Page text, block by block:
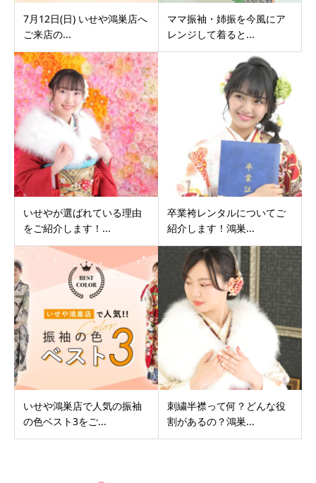
7月12日(日) いせや鴻巣店へ
ご来店の...
ママ振袖・姉振を今風にア
レンジして着ると...
いせやが選ばれている理由
をご紹介します！...
卒業袴レンタルについてご
紹介します！鴻巣...
いせや鴻巣店で人気の振袖
の色ベスト3をご...
刺繍半襟って何？どんな役
割があるの？鴻巣...